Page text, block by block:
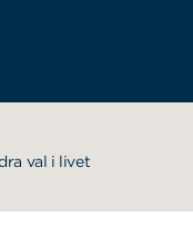
val i livet